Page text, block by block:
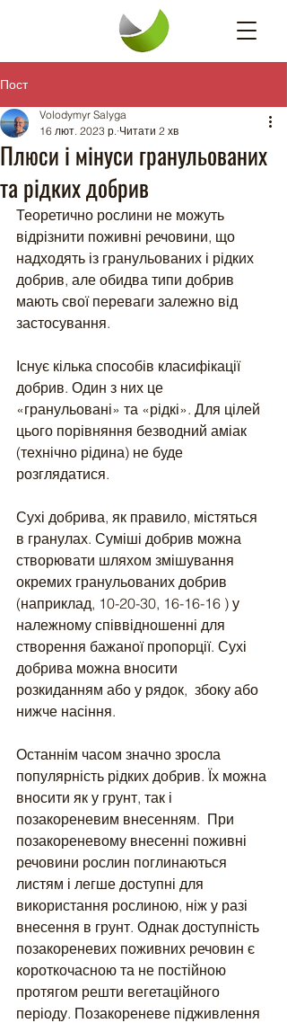
Пост
Плюси і мінуси гранульованих
та рідких добрив
Volodymyr Salyga
16 лют. 2023 р. Читати 2 хв
Теоретично рослини не можуть
відрізнити поживні речовини, що
надходять із гранульованих і рідких
добрив, але обидва типи добрив
мають свої переваги залежно від
застосування.
Існує кілька способів класифікації
добрив. Один з них це
«гранульовані» та «рідкі». Для цілей
цього порівняння безводний аміак
(технічно рідина) не буде
розглядатися.
Сухі добрива, як правило, містяться
в гранулах. Суміші добрив можна
створювати шляхом змішування
окремих гранульованих добрив
(наприклад, 10-20-30, 16-16-16 ) у
належному співвідношенні для
створення бажаної пропорції. Сухі
добрива можна вносити
розкиданням або у рядок,  збоку або
нижче насіння.
Останнім часом значно зросла
популярність рідких добрив. Їх можна
вносити як у грунт, так і
позакореневим внесенням.  При
позакореневому внесенні поживні
речовини рослин поглинаються
листям і легше доступні для
використання рослиною, ніж у разі
внесення в грунт. Однак доступність
позакореневих поживних речовин є
короткочасною та не постійною
протягом решти вегетаційного
періоду. Позакореневе підживлення